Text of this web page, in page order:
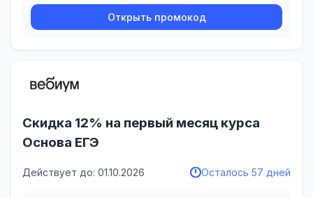
Открыть промокод
Скидка 12% на первый месяц курса
Основа ЕГЭ
Действует до: 01.10.2026 Осталось 57 дней